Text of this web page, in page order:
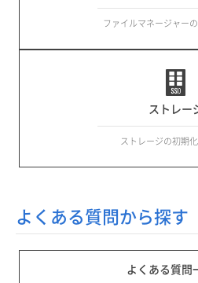
ファイルマネージャー
ストレー
ストレージの初期
よくある質問から探す
よくある質問